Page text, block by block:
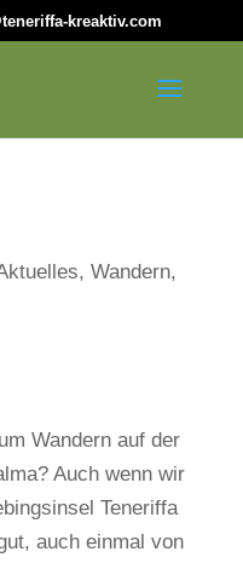
kreaktiv.com
, Wandern,
Wandern auf der
Auch wenn wir
Teneriffa
auch einmal von